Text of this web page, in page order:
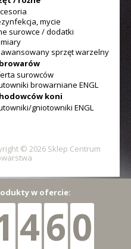
mycie
surowce / dodatki
sprzęt warzelny
surowców
browarniane ENGL
koni
gniotowniki ENGL
© 2026 Sklep Centrum
w ofercie:
460